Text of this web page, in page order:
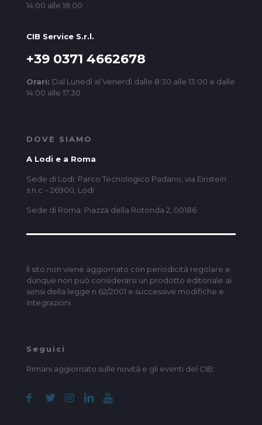
14:00 alle 18:00
CIB Service S.r.l.
+39 0371 4662678
Orari: Dal Lunedì al Venerdì dalle 8:30 alle 13:00 e dalle
14:00 alle 17:30
DOVE SIAMO
A Lodi e a Roma
Sede di Lodi: Parco Tecnologico Padano, via Einstein
s.n.c – 26900, Lodi
Sede di Roma: Piazza della Rotonda 2, 00186
Il sito non viene aggiornato con periodicità regolare e
dunque non può considerarsi un prodotto editoriale ai
sensi della legge n.62/2001 e successive modifiche e
integrazioni.
Seguici
Rimani aggiornato sulle novità e gli eventi del CIB: